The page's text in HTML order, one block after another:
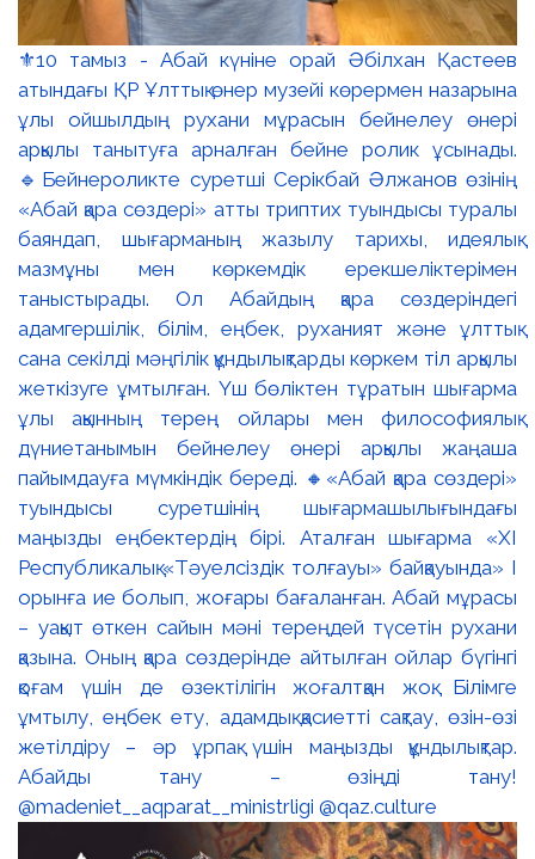
наследие великого Абая. Эта инициатива стала
небольшим, но символичным культурным проектом,
показывающим, что слово Абая и сегодня остаётся
духовным мостом между поколениями.